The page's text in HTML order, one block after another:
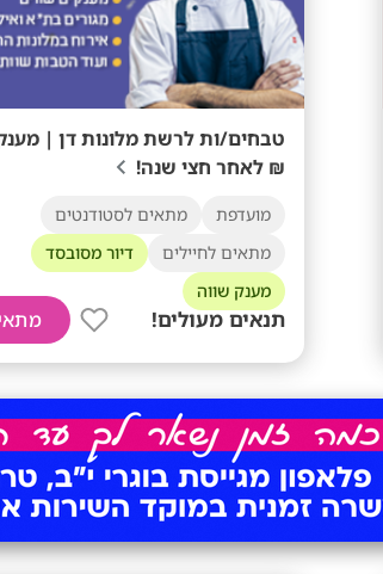
₪ לאחר חצי שנה!
מועדפת
מתאים לסטודנטים
מתאים לחיילים
דיור מסובסד
מענק שווה
תנאים מעולים!